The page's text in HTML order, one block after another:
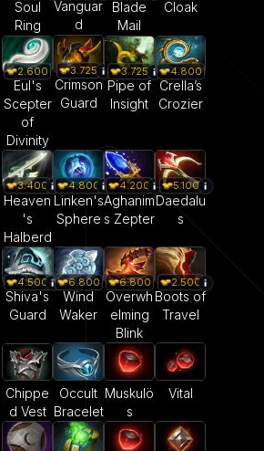
Soul
Ring
Vanguar
d
Blade
Mail
Cloak
2.600
Eul's
Scepter
of
Divinity
3.725
Crimson
Guard
3.725
Pipe of
Insight
4.800
Crella’s
Crozier
3.400
Heaven
's
Halberd
4.800
Linken's
Sphere
4.200
Aghanim
s Zepter
5.100
Daedalu
s
4.500
Shiva's
Guard
6.800
Wind
Waker
6.800
Overwh
elming
Blink
2.500
Boots of
Travel
Chippe
d Vest
Occult
Bracelet
Muskulö
s
Vital